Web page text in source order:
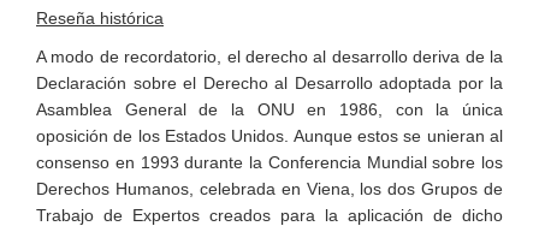
Reseña histórica
A modo de recordatorio, el derecho al desarrollo deriva de la
Declaración sobre el Derecho al Desarrollo adoptada por la
Asamblea General de la ONU en 1986, con la única
oposición de los Estados Unidos. Aunque estos se unieran al
consenso en 1993 durante la Conferencia Mundial sobre los
Derechos Humanos, celebrada en Viena, los dos Grupos de
Trabajo de Expertos creados para la aplicación de dicho